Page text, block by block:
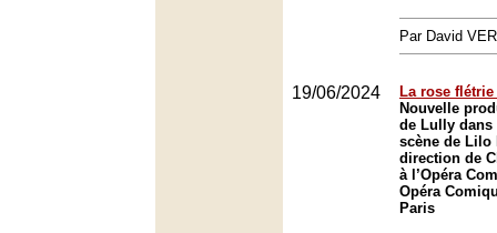
Par David
19/06/2024
La rose flétrie
Nouvelle
de Lully dans
scène de Lilo
direction de
à l’Opéra
Opéra
Paris